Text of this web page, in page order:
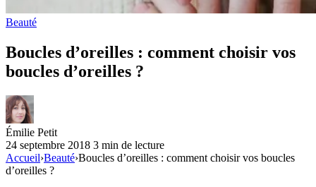
Beauté
Boucles d’oreilles : comment choisir vos
boucles d’oreilles ?
Émilie Petit
24 septembre 2018 3 min de lecture
Accueil›Beauté›Boucles d’oreilles : comment choisir vos boucles
d’oreilles ?